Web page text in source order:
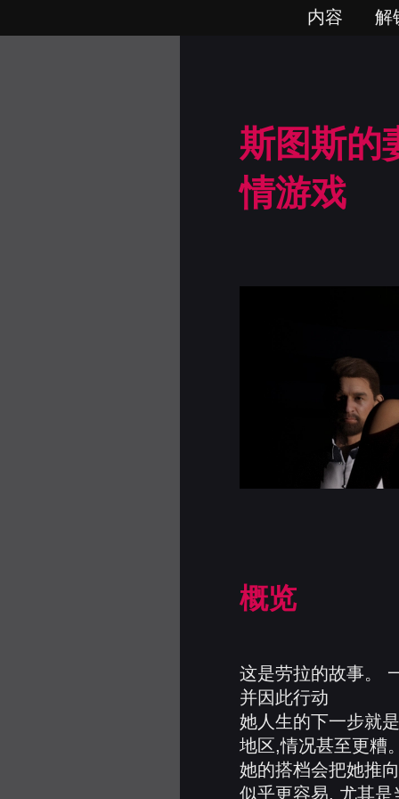
内容 解
斯图斯的
情游戏
概览
这是劳拉的故事。
并因此行动
她人生的下一步就
地区,情况甚至更糟
她的搭档会把她推
似乎更容易, 尤其